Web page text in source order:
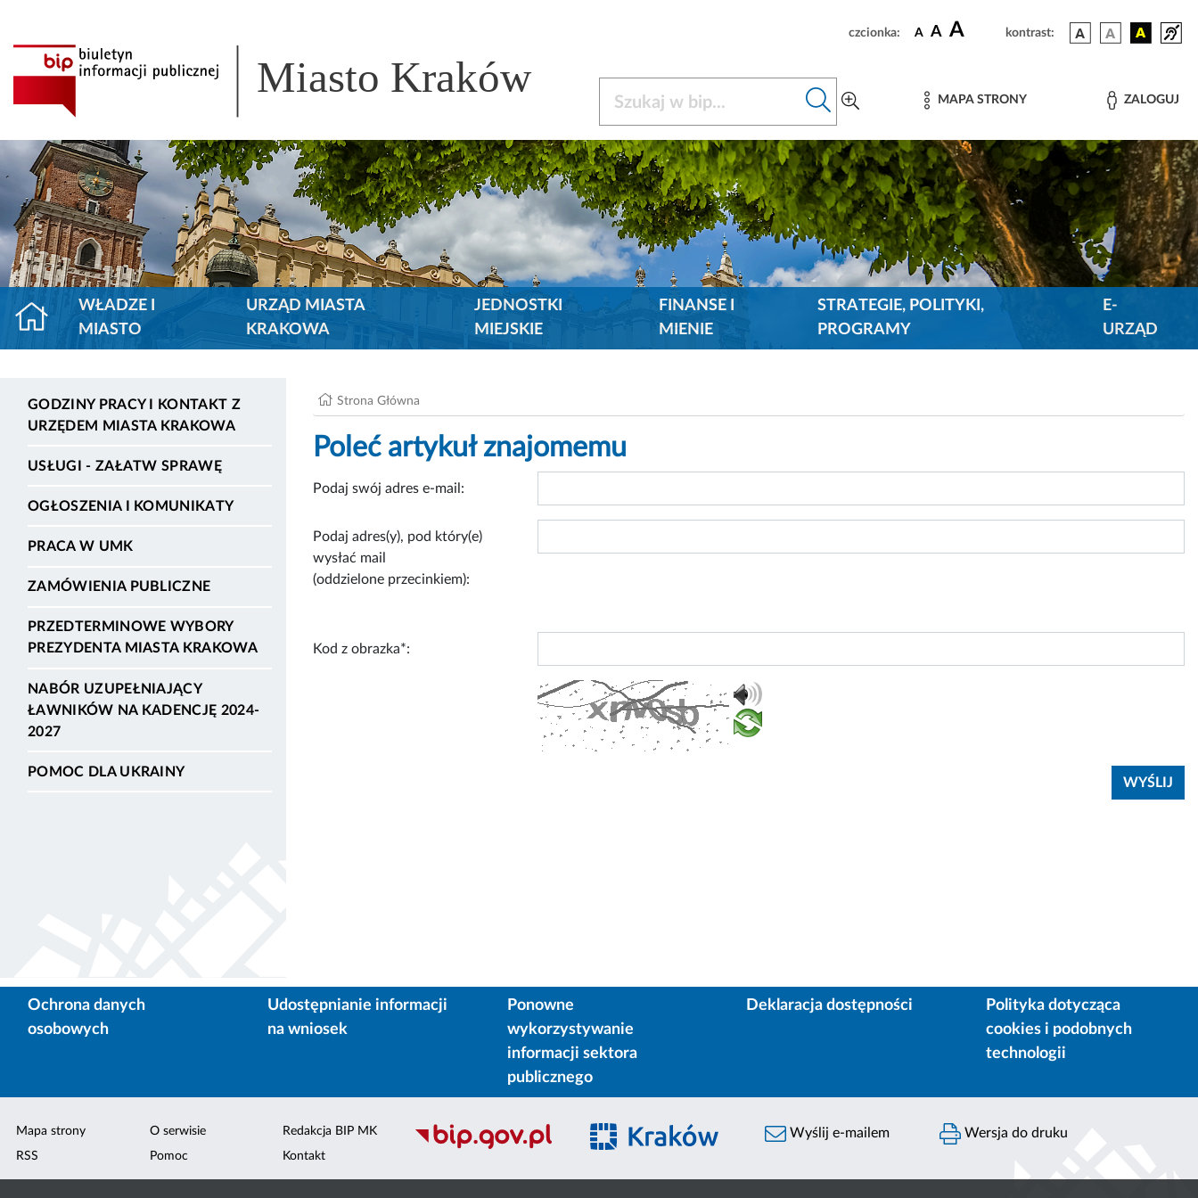
czcionka: A A A kontrast:
Miasto Kraków MAPA STRONY ZALOGUJ
WŁADZE I
MIASTO
URZĄD MIASTA
KRAKOWA
JEDNOSTKI
MIEJSKIE
FINANSE I
MIENIE
STRATEGIE, POLITYKI,
PROGRAMY
E-
URZĄD
GODZINY PRACY I KONTAKT Z
URZĘDEM MIASTA KRAKOWA
USŁUGI - ZAŁATW SPRAWĘ
OGŁOSZENIA I KOMUNIKATY
PRACA W UMK
ZAMÓWIENIA PUBLICZNE
PRZEDTERMINOWE WYBORY
PREZYDENTA MIASTA KRAKOWA
NABÓR UZUPEŁNIAJĄCY
ŁAWNIKÓW NA KADENCJĘ 2024-
2027
POMOC DLA UKRAINY
Strona Główna
Poleć artykuł znajomemu
Podaj swój adres e-mail:
Podaj adres(y), pod który(e)
wysłać mail
(oddzielone przecinkiem):
Kod z obrazka*:
Ochrona danych
osobowych
Udostępnianie informacji
na wniosek
Ponowne
wykorzystywanie
informacji sektora
publicznego
Deklaracja dostępności
Polityka dotycząca
cookies i podobnych
technologii
Mapa strony
RSS
O serwisie
Pomoc
Redakcja BIP MK
Kontakt
Wyślij e-mailem Wersja do druku